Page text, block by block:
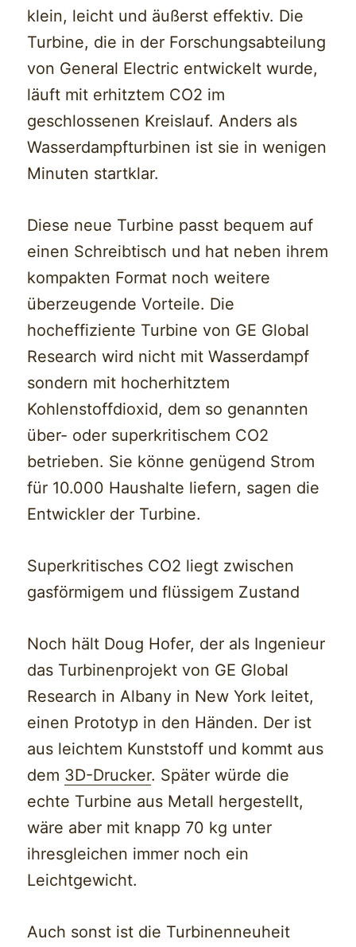
klein, leicht und äußerst effektiv. Die
Turbine, die in der Forschungsabteilung
von General Electric entwickelt wurde,
läuft mit erhitztem CO2 im
geschlossenen Kreislauf. Anders als
Wasserdampfturbinen ist sie in wenigen
Minuten startklar.
Diese neue Turbine passt bequem auf
einen Schreibtisch und hat neben ihrem
kompakten Format noch weitere
überzeugende Vorteile. Die
hocheffiziente Turbine von GE Global
Research wird nicht mit Wasserdampf
sondern mit hocherhitztem
Kohlenstoffdioxid, dem so genannten
über- oder superkritischem CO2
betrieben. Sie könne genügend Strom
für 10.000 Haushalte liefern, sagen die
Entwickler der Turbine.
Superkritisches CO2 liegt zwischen
gasförmigem und flüssigem Zustand
Noch hält Doug Hofer, der als Ingenieur
das Turbinenprojekt von GE Global
Research in Albany in New York leitet,
einen Prototyp in den Händen. Der ist
aus leichtem Kunststoff und kommt aus
dem 3D-Drucker. Später würde die
echte Turbine aus Metall hergestellt,
wäre aber mit knapp 70 kg unter
ihresgleichen immer noch ein
Leichtgewicht.
Auch sonst ist die Turbinenneuheit